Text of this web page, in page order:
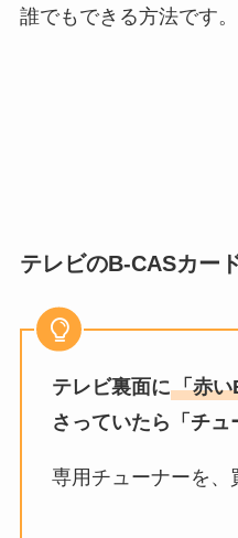
誰でもできる方法です。
テレビのB-CASカー
テレビ裏面に「赤い
さっていたら「チュ
専用チューナーを、